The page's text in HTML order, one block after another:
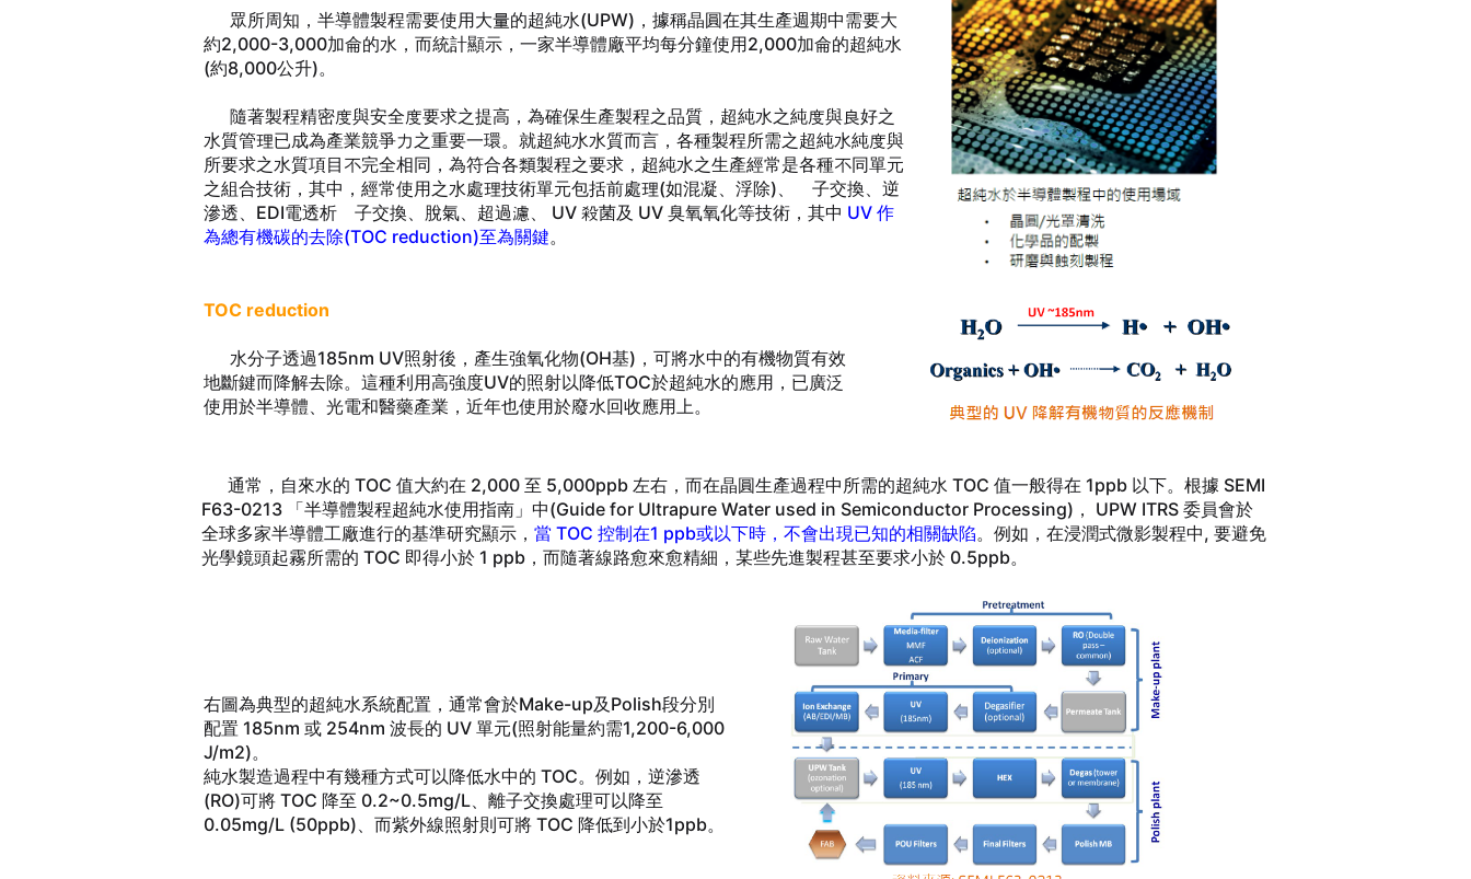
眾所周知，半導體製程需要使用大量的超純水(UPW)，據稱晶圓在其生產週期中需要大
約2,000-3,000加侖的水，而統計顯示，一家半導體廠平均每分鐘使用2,000加侖的超純水
(約8,000公升)。
隨著製程精密度與安全度要求之提高，為確保生產製程之品質，超純水之純度與良好之
水質管理已成為產業競爭力之重要一環。就超純水水質而言，各種製程所需之超純水純度與
所要求之水質項目不完全相同，為符合各類製程之要求，超純水之生產經常是各種不同單元
之組合技術，其中，經常使用之水處理技術單元包括前處理(如混凝、浮除)、離子交換、逆
滲透、EDI電透析離子交換、脫氣、超過濾、 UV 殺菌及 UV 臭氧氧化等技術，其中 UV 作
為總有機碳的去除(TOC reduction)至為關鍵。
TOC reduction
水分子透過185nm UV照射後，產生強氧化物(OH基)，可將水中的有機物質有效
地斷鍵而降解去除。這種利用高強度UV的照射以降低TOC於超純水的應用，已廣泛
使用於半導體、光電和醫藥產業，近年也使用於廢水回收應用上。
通常，自來水的 TOC 值大約在 2,000 至 5,000ppb 左右，而在晶圓生產過程中所需的超純水 TOC 值一般得在 1ppb 以下。根據 SEMI
F63-0213 「半導體製程超純水使用指南」中(Guide for Ultrapure Water used in Semiconductor Processing)， UPW ITRS 委員會於
全球多家半導體工廠進行的基準研究顯示， 當 TOC 控制在1 ppb或以下時，不會出現已知的相關缺陷。例如，在浸潤式微影製程中, 要避免
光學鏡頭起霧所需的 TOC 即得小於 1 ppb，而隨著線路愈來愈精細，某些先進製程甚至要求小於 0.5ppb。
右圖為典型的超純水系統配置，通常會於Make-up及Polish段分別
配置 185nm 或 254nm 波長的 UV 單元(照射能量約需1,200-6,000
J/m2)。
純水製造過程中有幾種方式可以降低水中的 TOC。例如，逆滲透
(RO)可將 TOC 降至 0.2~0.5mg/L、離子交換處理可以降至
0.05mg/L (50ppb)、而紫外線照射則可將 TOC 降低到小於1ppb。